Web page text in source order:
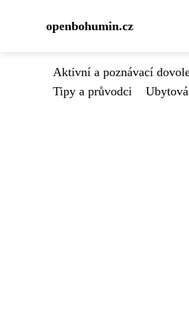
openbohumin.cz
Aktivní a poznávací
Tipy a průvodci